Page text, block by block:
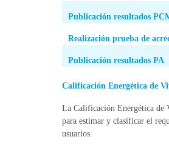
Publicación resultados
Realización prueba de
Publicación resultados PA
Calificación Energética de
La Calificación Energética de
para estimar y clasificar el
usuarios.